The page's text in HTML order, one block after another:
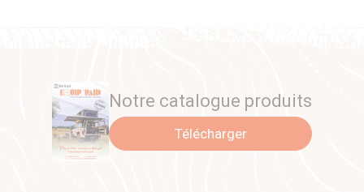
Notre catalogue produits
Télécharger